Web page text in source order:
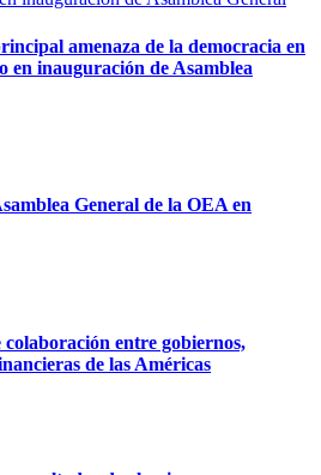
amenaza de la democracia en
en inauguración de Asamblea
General de la OEA en
entre gobiernos,
de las Américas